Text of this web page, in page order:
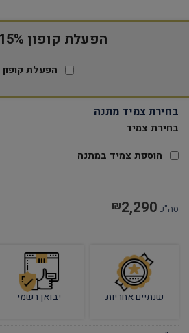
הפעלת קופון 15% הנחה
הפעלת קופון
בחירת צמיד מתנה
בחירת צמיד
הוספת צמיד במתנה
סה"כ ₪2,290
שנתיים אחריות יבואן רשמי